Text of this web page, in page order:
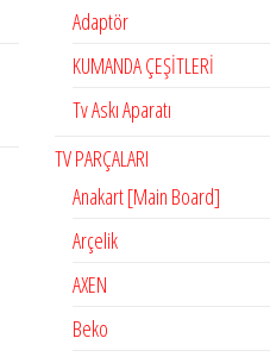
Adaptör
KUMANDA ÇEŞİTLERİ
Tv Askı Aparatı
TV PARÇALARI
Anakart [Main Board]
Arçelik
AXEN
Beko